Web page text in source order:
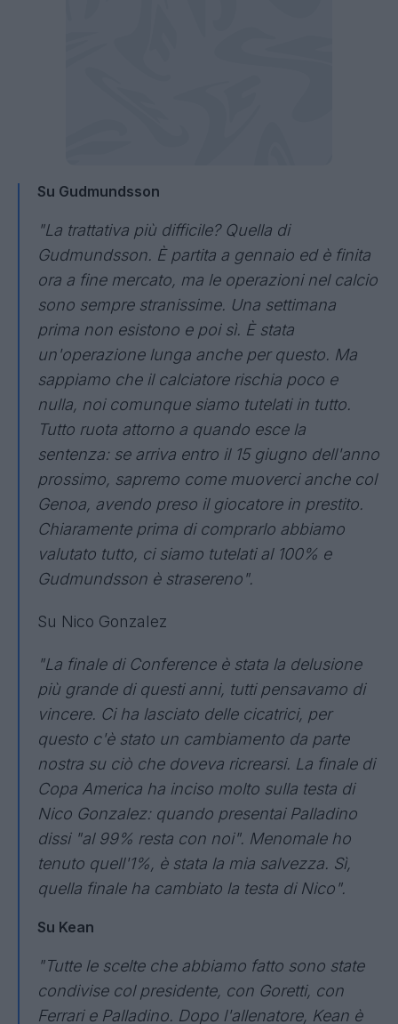
Su Gudmundsson
"La trattativa più difficile? Quella di
Gudmundsson. È partita a gennaio ed è finita
ora a fine mercato, ma le operazioni nel calcio
sono sempre stranissime. Una settimana
prima non esistono e poi sì. È stata
un'operazione lunga anche per questo. Ma
sappiamo che il calciatore rischia poco e
nulla, noi comunque siamo tutelati in tutto.
Tutto ruota attorno a quando esce la
sentenza: se arriva entro il 15 giugno dell'anno
prossimo, sapremo come muoverci anche col
Genoa, avendo preso il giocatore in prestito.
Chiaramente prima di comprarlo abbiamo
valutato tutto, ci siamo tutelati al 100% e
Gudmundsson è strasereno".
Su Nico Gonzalez
"La finale di Conference è stata la delusione
più grande di questi anni, tutti pensavamo di
vincere. Ci ha lasciato delle cicatrici, per
questo c'è stato un cambiamento da parte
nostra su ciò che doveva ricrearsi. La finale di
Copa America ha inciso molto sulla testa di
Nico Gonzalez: quando presentai Palladino
dissi "al 99% resta con noi". Menomale ho
tenuto quell'1%, è stata la mia salvezza. Sì,
quella finale ha cambiato la testa di Nico".
Su Kean
"Tutte le scelte che abbiamo fatto sono state
condivise col presidente, con Goretti, con
Ferrari e Palladino. Dopo l'allenatore, Kean è